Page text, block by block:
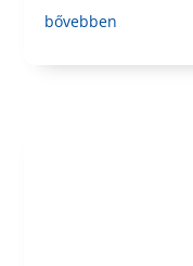
bővebben